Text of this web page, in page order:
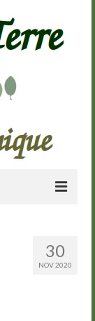
30
NOV 2020